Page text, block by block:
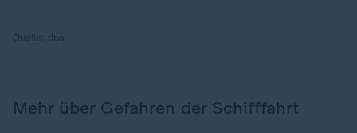
Mehr über Gefahren der Schifffahrt